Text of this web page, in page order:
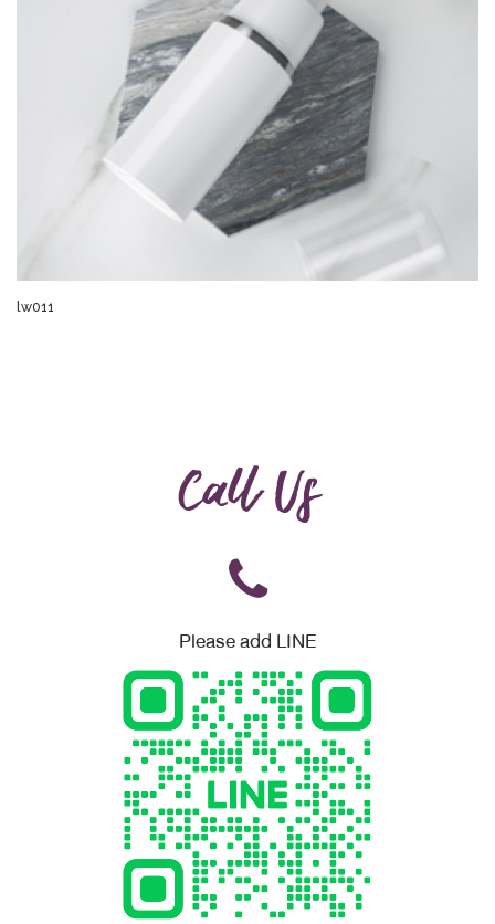
lw011
Call Us
Please add LINE